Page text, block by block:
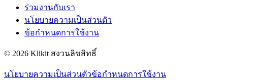
ร่วมงานกับเรา
นโยบายความเป็นส่วนตัว
ข้อกำหนดการใช้งาน
© 2026 Klikit สงวนลิขสิทธิ์
นโยบายความเป็นส่วนตัวข้อกำหนดการใช้งาน